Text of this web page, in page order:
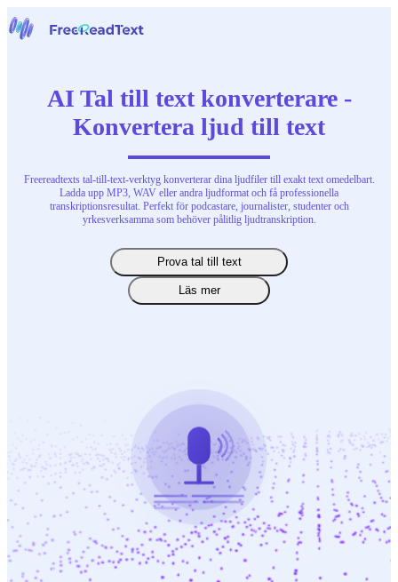
Tal till text
Verktyg
Nyheter
Priser
Svenska
AI Tal till text konverterare -
Konvertera ljud till text
Freereadtexts tal-till-text-verktyg konverterar dina ljudfiler till exakt text omedelbart.
Ladda upp MP3, WAV eller andra ljudformat och få professionella
transkriptionsresultat. Perfekt för podcastare, journalister, studenter och
yrkesverksamma som behöver pålitlig ljudtranskription.
Prova tal till text
Läs mer